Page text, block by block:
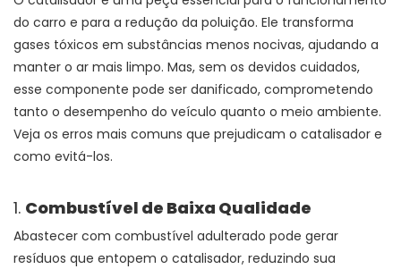
do carro e para a redução da poluição. Ele transforma
gases tóxicos em substâncias menos nocivas, ajudando a
manter o ar mais limpo. Mas, sem os devidos cuidados,
esse componente pode ser danificado, comprometendo
tanto o desempenho do veículo quanto o meio ambiente.
Veja os erros mais comuns que prejudicam o catalisador e
como evitá-los.
1. Combustível de Baixa Qualidade
Abastecer com combustível adulterado pode gerar
resíduos que entopem o catalisador, reduzindo sua